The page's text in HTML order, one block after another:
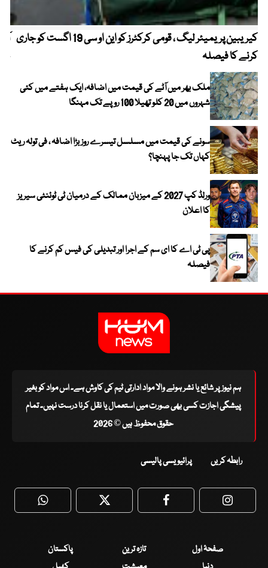
کیریبین پریمیئر لیگ ، قومی کرکٹرز کو این او سی 19 اگست کو جاری
کرنے کا فیصلہ
ملک بھر میں آٹے کی قیمت میں اضافہ، ایک ہفتے میں کئی
شہروں میں 20 کلو تھیلا 100 روپے تک مہنگا
سونے کی قیمت میں مسلسل تیسرے روز بڑا اضافہ ، فی تولہ ریٹ
کہاں تک جا پہنچا؟
ورلڈ کپ 2027 کے میزبان ممالک کے درمیان ٹی ٹوئنٹی سیریز
کا اعلان
پی ٹی اے کا ای سم کے اجرا اور تبدیلی کی فیس کم کرنے کا
فیصلہ
ہم نیوز پر شائع یا نشر ہونے والا مواد ادارتی ٹیم کی کاوش ہے۔ اس مواد کو بغیر
پیشگی اجازت کسی بھی صورت میں استعمال یا نقل کرنا درست نہیں۔ تمام
حقوق محفوظ ہیں © 2026
رابطہ کریں پرائیویسی پالیسی
WhatsApp Twitter Facebook
صفحۂ اول تازہ ترین
پاکستان